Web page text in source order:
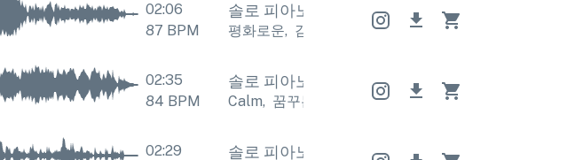
02:06
87 BPM
솔로 피아노 솔로 피아노 솔로 피아노
평화로운, 감상적 평화로운 감상적
02:35
84 BPM
솔로 피아노 솔로 피아노 솔로 피아노
Calm, 꿈꾸는 듯한 Calm 꿈꾸는 듯한
02:29
솔로 피아노 솔로 피아노 솔로 피아노